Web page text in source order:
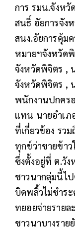
การ รมน.จังหวั
สนธิ์ อัยการจัง
สนง.อัยการคุ้ม
หมายฯจังหวัด
จังหวัดพิจิตร ,
จังหวัดพิจิตร ,
พนักงานปกคร
แทน นายอำเ
ที่เกี่ยวข้อง รว
ทุกข์ว่าขายข้า
ซึ่งตั้งอยู่ที่ ต.วั
ชาวนากลุ่มนี้ไ
บิดพลิ้วไม่ชำร
ทยอยจ่ายราย
ชาวนาบางราย